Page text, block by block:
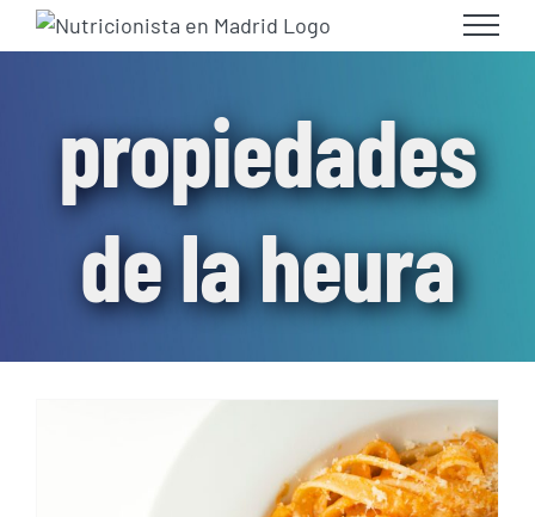
Skip
to
propiedades
de la heura